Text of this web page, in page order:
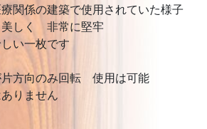
関係の建築で使用されていた様子
美しく 非常に堅牢
い一枚です
片方向のみ回転 使用は可能
りません